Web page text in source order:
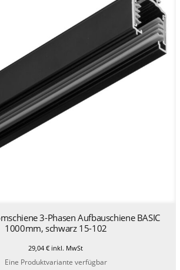
3-Phasen Aufbauschiene BASIC
1000mm, schwarz 15-102
29,04€ inkl. MwSt
Eine Produktvariante verfügbar